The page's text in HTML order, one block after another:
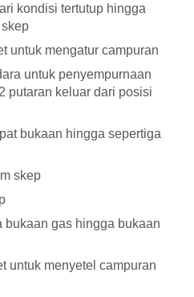
kondisi tertutup hingga
untuk mengatur campuran
untuk penyempurnaan
putaran keluar dari posisi
bukaan hingga sepertiga
skep
bukaan gas hingga bukaan
untuk menyetel campuran